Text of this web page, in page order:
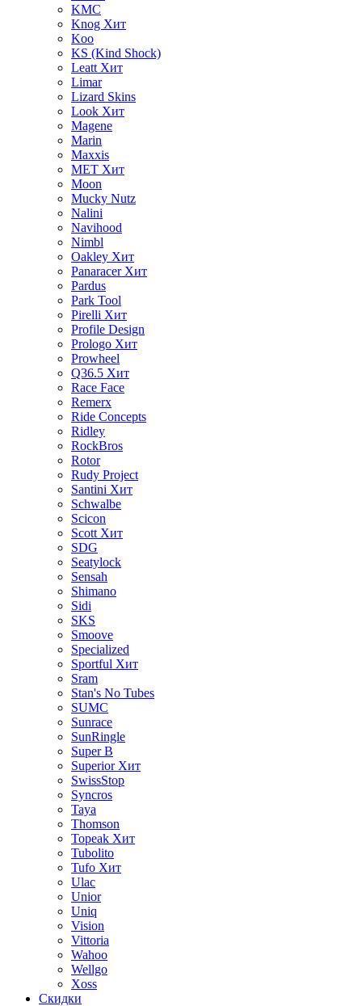
KMC
Knog Хит
Koo
KS (Kind Shock)
Leatt Хит
Limar
Lizard Skins
Look Хит
Magene
Marin
Maxxis
MET Хит
Moon
Mucky Nutz
Nalini
Navihood
Nimbl
Oakley Хит
Panaracer Хит
Pardus
Park Tool
Pirelli Хит
Profile Design
Prologo Хит
Prowheel
Q36.5 Хит
Race Face
Remerx
Ride Concepts
Ridley
RockBros
Rotor
Rudy Project
Santini Хит
Schwalbe
Scicon
Scott Хит
SDG
Seatylock
Sensah
Shimano
Sidi
SKS
Smoove
Specialized
Sportful Хит
Sram
Stan's No Tubes
SUMC
Sunrace
SunRingle
Super B
Superior Хит
SwissStop
Syncros
Taya
Thomson
Topeak Хит
Tubolito
Tufo Хит
Ulac
Unior
Uniq
Vision
Vittoria
Wahoo
Wellgo
Xoss
Скидки